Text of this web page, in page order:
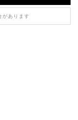
があります